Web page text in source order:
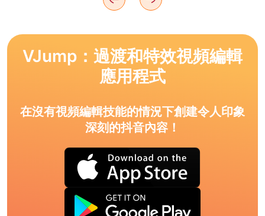
VJump：過渡和特效視頻編輯
應用程式
在沒有視頻編輯技能的情況下創建令人印象
深刻的抖音內容！